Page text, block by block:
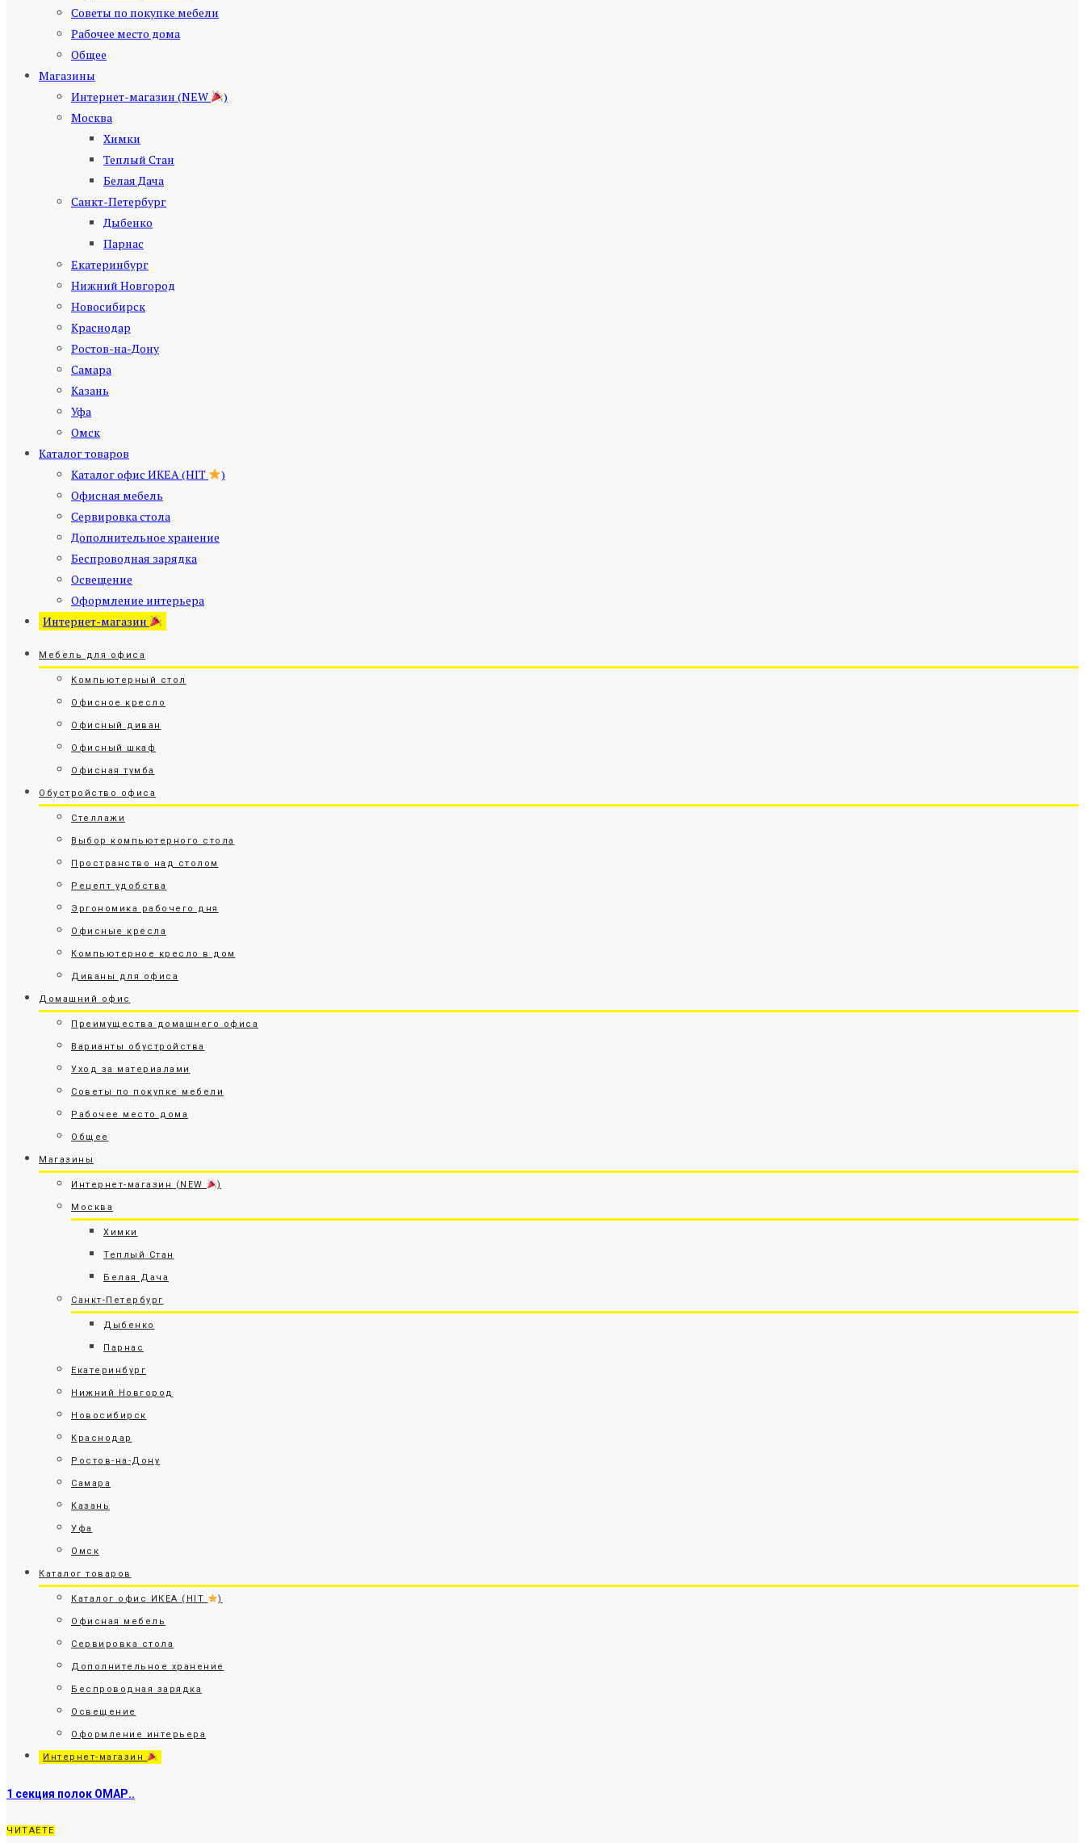
Советы по покупке мебели
Рабочее место дома
Общее
Магазины
Интернет-магазин (NEW
)
Москва
Химки
Теплый Стан
Белая Дача
Санкт-Петербург
Дыбенко
Парнас
Екатеринбург
Нижний Новгород
Новосибирск
Краснодар
Ростов-на-Дону
Самара
Казань
Уфа
Омск
Каталог товаров
Каталог офис ИКЕА (HIT
)
Офисная мебель
Сервировка стола
Дополнительное хранение
Беспроводная зарядка
Освещение
Оформление интерьера
Интернет-магазин
Мебель для офиса
Компьютерный стол
Офисное кресло
Офисный диван
Офисный шкаф
Офисная тумба
Обустройство офиса
Стеллажи
Выбор компьютерного стола
Пространство над столом
Рецепт удобства
Эргономика рабочего дня
Офисные кресла
Компьютерное кресло в дом
Диваны для офиса
Домашний офис
Преимущества домашнего офиса
Варианты обустройства
Уход за материалами
Советы по покупке мебели
Рабочее место дома
Общее
Магазины
Интернет-магазин (NEW )
Москва
Химки
Теплый Стан
Белая Дача
Санкт-Петербург
Дыбенко
Парнас
Екатеринбург
Нижний Новгород
Новосибирск
Краснодар
Ростов-на-Дону
Самара
Казань
Уфа
Омск
Каталог товаров
Каталог офис ИКЕА (HIT )
Офисная мебель
Сервировка стола
Дополнительное хранение
Беспроводная зарядка
Освещение
Оформление интерьера
Интернет-магазин
1 секция полок ОМАР..
ЧИТАЕТЕ